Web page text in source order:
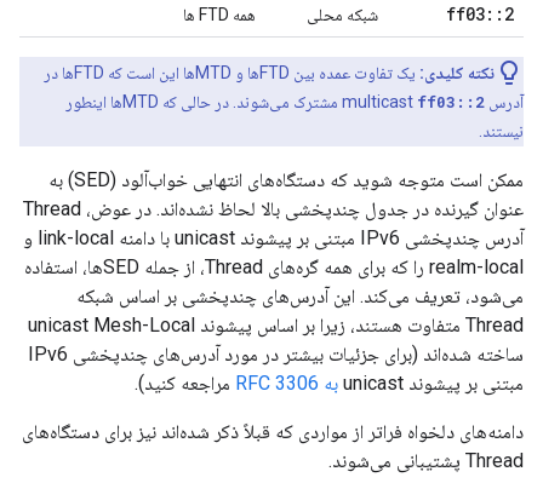
ff03:: 2 شبکه محلی همه FTD ها
نکته کلیدی:
یک تفاوت عمده بین FTDها و MTDها این است که FTDها در
آدرس multicast ff03::2
مشترک می‌شوند. در حالی که MTDها اینطور
نیستند.
ممکن است متوجه شوید که دستگاه‌های انتهایی خواب‌آلود (SED) به
عنوان گیرنده در جدول چندپخشی بالا لحاظ نشده‌اند. در عوض، Thread
آدرس چندپخشی IPv6 مبتنی بر پیشوند unicast با دامنه link-local و
realm-local را که برای همه گره‌های Thread، از جمله SEDها، استفاده
می‌شود، تعریف می‌کند. این آدرس‌های چندپخشی بر اساس شبکه
Thread متفاوت هستند، زیرا بر اساس پیشوند unicast Mesh-Local
ساخته شده‌اند (برای جزئیات بیشتر در مورد آدرس‌های چندپخشی IPv6
مبتنی بر پیشوند unicast
به RFC 3306 مراجعه کنید).
دامنه‌های دلخواه فراتر از مواردی که قبلاً ذکر شده‌اند نیز برای دستگاه‌های
Thread پشتیبانی می‌شوند.